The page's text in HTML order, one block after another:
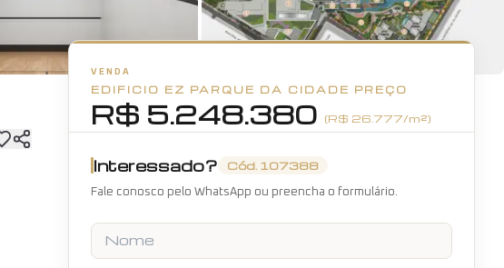
+40 fotos
VENDA
EDIFICIO EZ PARQUE DA CIDADE PREÇO
R$ 5.248.380 (R$ 26.777/m²)
Interessado? Cód. 107388
Fale conosco pelo WhatsApp ou preencha o formulário.
Nome